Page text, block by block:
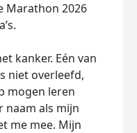
Marathon 2026
kanker. Eén van
niet overleefd,
mogen leren
naam als mijn
me mee. Mijn